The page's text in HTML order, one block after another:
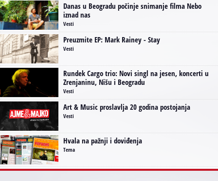
Danas u Beogradu počinje snimanje filma Nebo
iznad nas
Vesti
Preuzmite EP: Mark Rainey - Stay
Vesti
Rundek Cargo trio: Novi singl na jesen, koncerti u
Zrenjaninu, Nišu i Beogradu
Vesti
Art & Music proslavlja 20 godina postojanja
Vesti
Hvala na pažnji i doviđenja
Tema